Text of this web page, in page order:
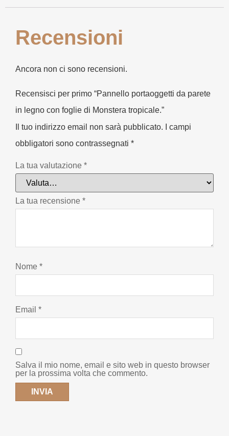
Recensioni
Ancora non ci sono recensioni.
Recensisci per primo “Pannello portaoggetti da parete
in legno con foglie di Monstera tropicale.”
Il tuo indirizzo email non sarà pubblicato.
I campi
obbligatori sono contrassegnati *
La tua valutazione *
La tua recensione *
Nome *
Email *
Salva il mio nome, email e sito web in questo browser
per la prossima volta che commento.